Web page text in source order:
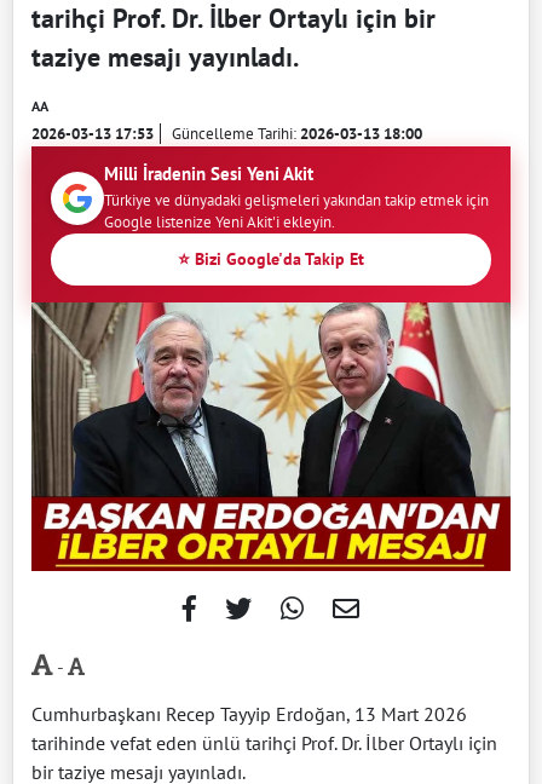
tarihçi Prof. Dr. İlber Ortaylı için bir
taziye mesajı yayınladı.
AA
2026-03-13 17:53 Güncelleme Tarihi:2026-03-13 18:00
Milli İradenin Sesi Yeni Akit
Türkiye ve dünyadaki gelişmeleri yakından takip etmek için
Google listenize Yeni Akit'i ekleyin.
⭐ Bizi Google'da Takip Et
-
Cumhurbaşkanı Recep Tayyip Erdoğan, 13 Mart 2026
tarihinde vefat eden ünlü tarihçi Prof. Dr. İlber Ortaylı için
bir taziye mesajı yayınladı.